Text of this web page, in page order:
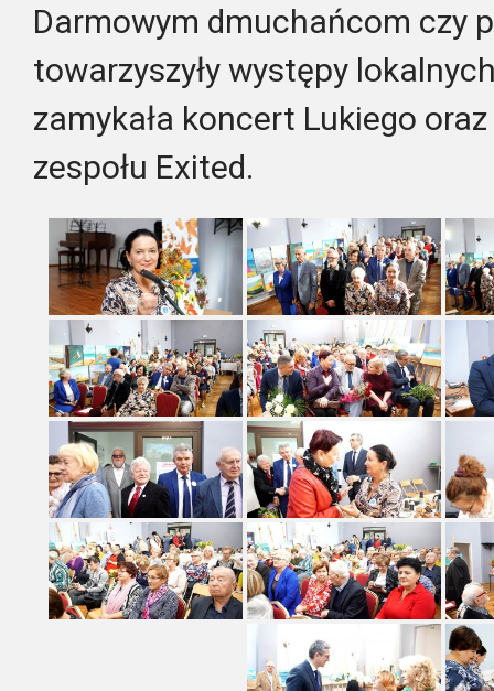
Darmowym dmuchańcom czy
towarzyszyły występy
zamykała koncert Lukiego
zespołu Exited.